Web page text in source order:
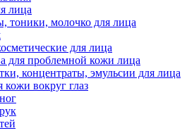
лица
тоники, молочко для лица
для лица
для проблемной кожи лица
концентраты, эмульсии для лица
кожи вокруг глаз